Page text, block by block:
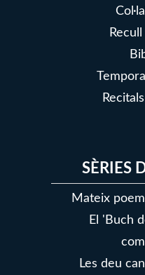
SÈRIES
Mateix
El 'Buch
Les deu